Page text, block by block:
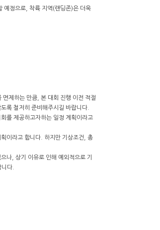
예정으로, 착륙 지역(랜딩존)은 더욱
제하는 만큼, 본 대회 진행 이전 적절
록 철저히 준비해주시길 바랍니다.
를 제공하고자하는 일정 계획이라고
이라고 합니다. 하지만 기상조건, 총
나, 상기 이유로 인해 예외적으로 기
다.